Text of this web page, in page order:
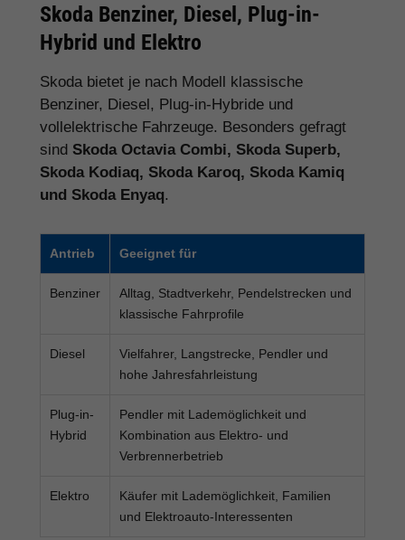
Skoda Benziner, Diesel, Plug-in-
Hybrid und Elektro
Skoda bietet je nach Modell klassische
Benziner, Diesel, Plug-in-Hybride und
vollelektrische Fahrzeuge. Besonders gefragt
sind Skoda Octavia Combi, Skoda Superb,
Skoda Kodiaq, Skoda Karoq, Skoda Kamiq
und Skoda Enyaq.
Antrieb Geeignet für
Benziner
Alltag, Stadtverkehr, Pendelstrecken und
klassische Fahrprofile
Diesel
Vielfahrer, Langstrecke, Pendler und
hohe Jahresfahrleistung
Plug-in-
Hybrid
Pendler mit Lademöglichkeit und
Kombination aus Elektro- und
Verbrennerbetrieb
Elektro
Käufer mit Lademöglichkeit, Familien
und Elektroauto-Interessenten